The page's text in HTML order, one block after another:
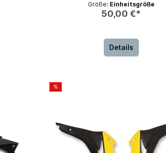
Größe: Einheitsgröße
50,00 €*
Details
%